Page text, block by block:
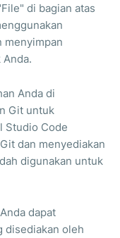
di bagian atas
menyimpan
Anda di
Git untuk
Studio Code
dan menyediakan
digunakan untuk
dapat
disediakan oleh